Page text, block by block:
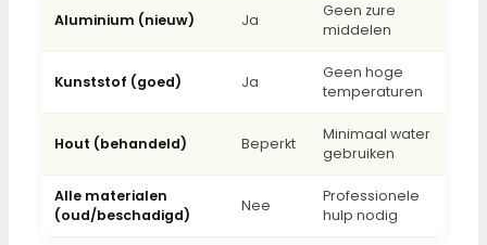
Aluminium (nieuw) Ja
Geen zure
middelen
Kunststof (goed) Ja
Geen hoge
temperaturen
Hout (behandeld) Beperkt
Minimaal water
gebruiken
Alle materialen
(oud/beschadigd)
Nee
Professionele
hulp nodig